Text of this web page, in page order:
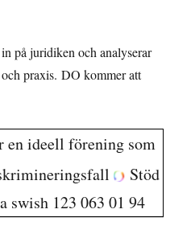
på juridiken och analyserar
praxis. DO kommer att
en ideell förening som
Stöd
swish 123 063 01 94